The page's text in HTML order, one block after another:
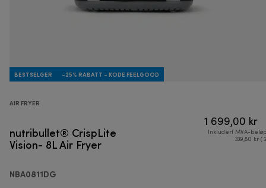
BESTSELGER -25% RABATT - KODE FEELGOOD
AIR FRYER
nutribullet® CrispLite
Vision- 8L Air Fryer
NBA0811DG
1 699,00 kr
Inkludert MVA-
339,80 kr (